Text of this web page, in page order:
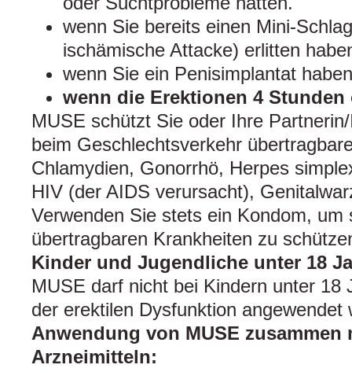
wenn Sie bereits einen Mini-
ischämische Attacke) erlitten
wenn Sie ein Penisimplantat
wenn die Erektionen 4
MUSE schützt Sie oder Ihre
beim Geschlechtsverkehr
Chlamydien, Gonorrhö, Herpes
HIV (der AIDS verursacht),
Verwenden Sie stets ein Kondom, um
übertragbaren Krankheiten zu
Kinder und Jugendliche unter 18
MUSE darf nicht bei Kindern unter 18
der erektilen Dysfunktion angewendet
Anwendung von MUSE zusammen
Arzneimitteln: